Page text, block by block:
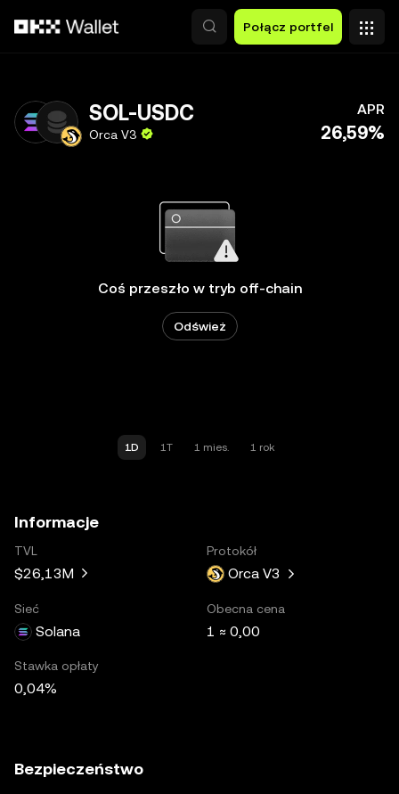
Połącz portfel
SOL-USDC
Orca V3
APR
26,59%
Coś przeszło w tryb off-chain
Odśwież
1D 1T 1 mies. 1 rok
Informacje
TVL
$26,13M
Protokół
Orca V3
Sieć
Solana
Obecna cena
1 ≈ 0,00
Stawka opłaty
0,04%
Bezpieczeństwo